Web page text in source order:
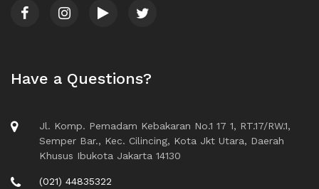
Have a Questions?
Jl. Komp. Pemadam Kebakaran No.1 17 1, RT.17/RW.1,
Semper Bar., Kec. Cilincing, Kota Jkt Utara, Daerah
Khusus Ibukota Jakarta 14130
(021) 44835322